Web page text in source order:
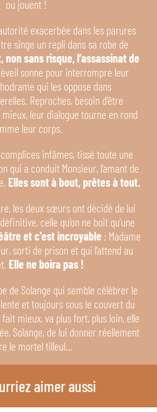
ou jouent !
exacerbée dans les parures
singe un repli dans sa robe de
non sans risque, l’assassinat de
sonne pour interrompre leur
qui les oppose dans
Reproches, besoin d’être
leur dialogue tourne en rond
leur corps.
infâmes, tissé toute une
qui a conduit Monsieur, l’amant de
Elles sont à bout, prêtes à tout.
les deux sœurs ont décidé de lui
celle qu’on ne boit qu’une
et c’est incroyable : Madame
sorti de prison et qui l’attend au
Elle ne boira pas !
de Solange qui semble célébrer le
et toujours sous le couvert du
mieux, va plus fort, plus loin, elle
Solange, de lui donner réellement
le mortel tilleul…
aimer aussi